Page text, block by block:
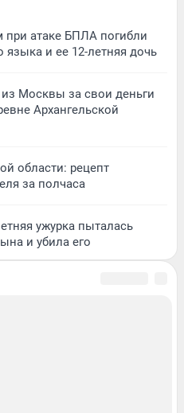
атаке БПЛА погибли
языка и ее 12-летняя дочь
Москвы за свои деньги
Архангельской
области: рецепт
за полчаса
ужурка пыталась
и убила его